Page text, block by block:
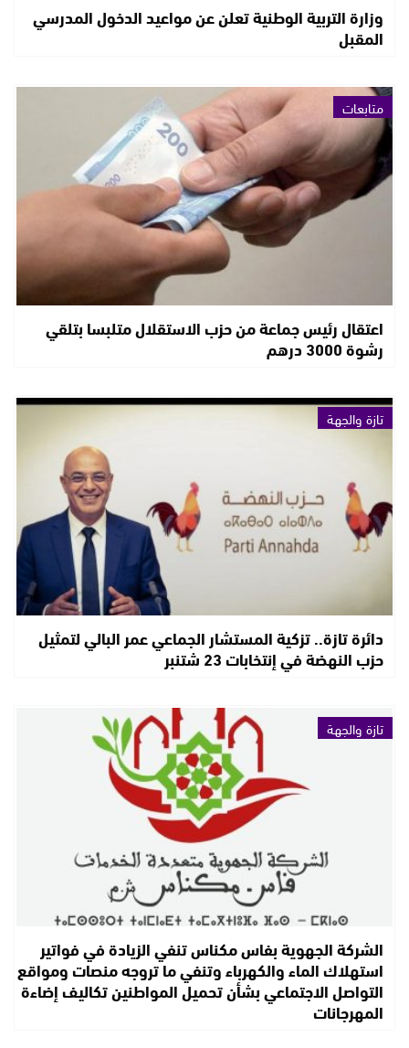
وزارة التربية الوطنية تعلن عن مواعيد الدخول المدرسي
المقبل
متابعات
اعتقال رئيس جماعة من حزب الاستقلال متلبسا بتلقي
رشوة 3000 درهم
تازة والجهة
دائرة تازة.. تزكية المستشار الجماعي عمر البالي لتمثيل
حزب النهضة في إنتخابات 23 شتنبر
تازة والجهة
الشركة الجهوية بفاس مكناس تنفي الزيادة في فواتير
استهلاك الماء والكهرباء وتنفي ما تروجه منصات ومواقع
التواصل الاجتماعي بشأن تحميل المواطنين تكاليف إضاءة
المهرجانات